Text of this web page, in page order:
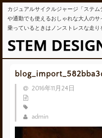
カジュアルサイクルジャージ「ステ
や通勤でも使えるおしゃれな大人の
乗っているときはノンストレスな走
2016年11月24日
admin